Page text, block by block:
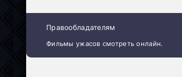
Правообладателям
Фильмы ужасов смотреть онлайн.